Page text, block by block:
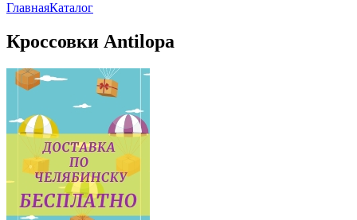
ГлавнаяКаталог
Кроссовки Antilopa